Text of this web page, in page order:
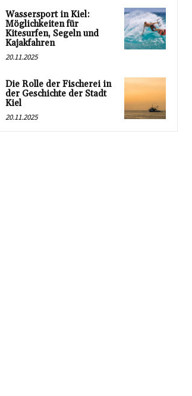
Wassersport in Kiel:
Möglichkeiten für
Kitesurfen, Segeln und
Kajakfahren
20.11.2025
Die Rolle der Fischerei in
der Geschichte der Stadt
Kiel
20.11.2025